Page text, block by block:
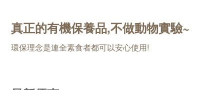
真正的有機保養品,不做動物實驗~
環保理念是連全素食者都可以安心使用!